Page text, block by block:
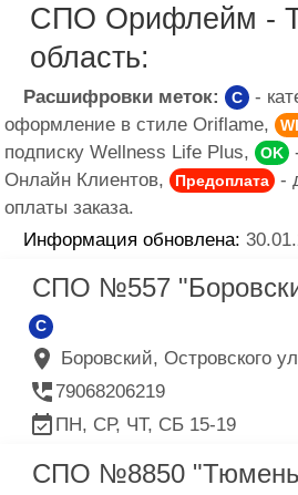
СПО Орифлейм -
область:
Расшифровки меток: C -
оформление в стиле Oriflame,
подписку Wellness Life Plus, OK
Онлайн Клиентов, Предоплата
-
оплаты заказа.
Информация обновлена:
СПО №557
C
Боровский, Островского
79068206219
ПН, СР, ЧТ, СБ 15-19
СПО №8850